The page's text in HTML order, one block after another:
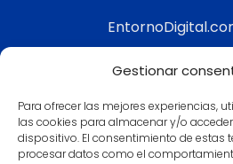
Gestionar
Para ofrecer las mejores experiencias,
las cookies para almacenar y/o
dispositivo. El consentimiento de estas
procesar datos como el
modernos
Aviso legal
Política de